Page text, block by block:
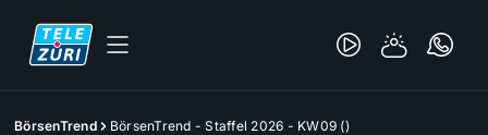
BörsenTrend BörsenTrend - Staffel 2026 - KW09 ()